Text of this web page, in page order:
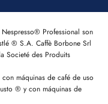
Professional son
® S.A. Caffè Borbone Srl
Societé des Produits
máquinas de café de uso
® y con máquinas de